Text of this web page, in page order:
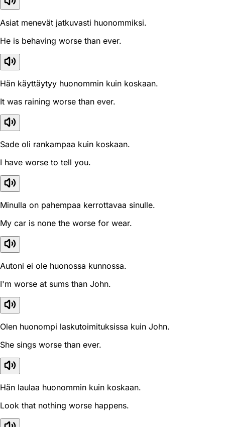
Asiat menevät jatkuvasti huonommiksi.
He is behaving worse than ever.
Hän käyttäytyy huonommin kuin koskaan.
It was raining worse than ever.
Sade oli rankampaa kuin koskaan.
I have worse to tell you.
Minulla on pahempaa kerrottavaa sinulle.
My car is none the worse for wear.
Autoni ei ole huonossa kunnossa.
I'm worse at sums than John.
Olen huonompi laskutoimituksissa kuin John.
She sings worse than ever.
Hän laulaa huonommin kuin koskaan.
Look that nothing worse happens.